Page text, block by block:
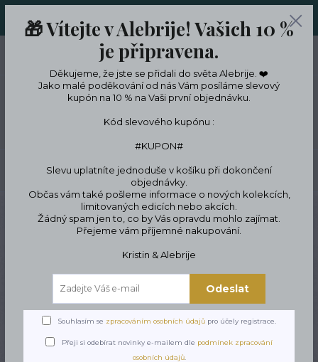
LIMITKÁCH
CZK
Hledat
Designové oblečení a doplňky Designové oblečení
punčochy
Samodržící punčochy
Samodržící
punčochy
🎁 Vítejte v Alebrije! Vašich 10 %
je připravena.
Děkujeme, že jste se přidali do světa Alebrije. ❤️
Jako malé poděkování od nás Vám posíláme slevový
kupón na 10 % na Vaši první objednávku.
Kód slevového kupónu :
#KUPON#
Slevu uplatníte jednoduše v košíku při dokončení
objednávky.
Občas vám také pošleme informace o nových kolekcích,
limitovaných edicích nebo akcích.
Žádný spam jen to, co by Vás opravdu mohlo zajímat.
Přejeme vám příjemné nakupování.
Kristin & Alebrije
Odeslat
Souhlasím se zpracováním osobních údajů pro účely registrace.
Přeji si odebírat novinky e-mailem dle podmínek zpracování
osobních údajů.